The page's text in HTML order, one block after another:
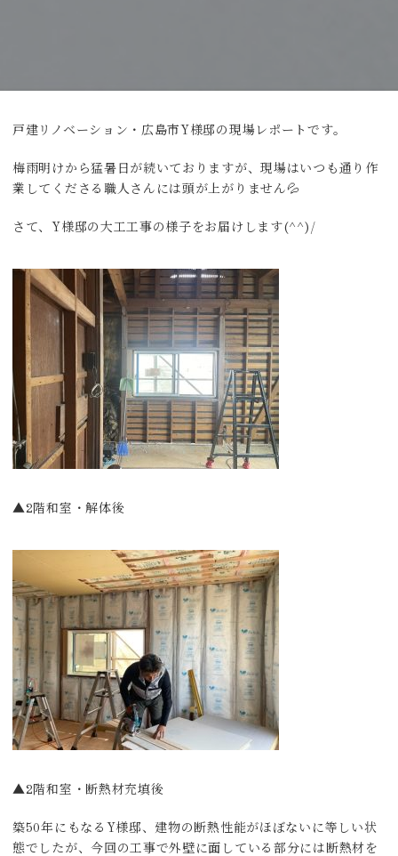
戸建リノベーション・広島市Y様邸の現場レポートです。
梅雨明けから猛暑日が続いておりますが、現場はいつも通り作
業してくださる職人さんには頭が上がりません💦
さて、Y様邸の大工工事の様子をお届けします(^^)/
▲2階和室・解体後
▲2階和室・断熱材充填後
築50年にもなるY様邸、建物の断熱性能がほぼないに等しい状
態でしたが、今回の工事で外壁に面している部分には断熱材を